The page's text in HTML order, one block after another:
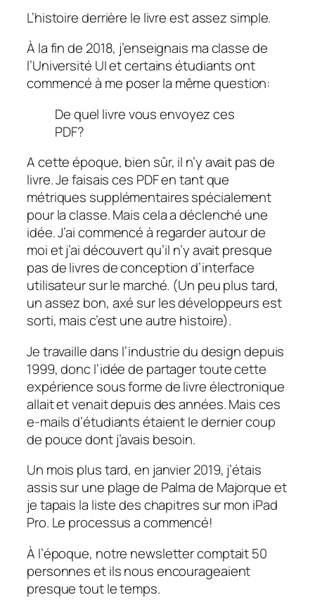
L’histoire derrière le livre est assez simple.
À la fin de 2018, j’enseignais ma classe de
l’Université UI et certains étudiants ont
commencé à me poser la même question:
De quel livre vous envoyez ces
PDF?
A cette époque, bien sûr, il n’y avait pas de
livre. Je faisais ces PDF en tant que
métriques supplémentaires spécialement
pour la classe. Mais cela a déclenché une
idée. J’ai commencé à regarder autour de
moi et j’ai découvert qu’il n’y avait presque
pas de livres de conception d’interface
utilisateur sur le marché. (Un peu plus tard,
un assez bon, axé sur les développeurs est
sorti, mais c’est une autre histoire).
Je travaille dans l’industrie du design depuis
1999, donc l’idée de partager toute cette
expérience sous forme de livre électronique
allait et venait depuis des années. Mais ces
e-mails d’étudiants étaient le dernier coup
de pouce dont j’avais besoin.
Un mois plus tard, en janvier 2019, j’étais
assis sur une plage de Palma de Majorque et
je tapais la liste des chapitres sur mon iPad
Pro. Le processus a commencé!
À l’époque, notre newsletter comptait 50
personnes et ils nous encourageaient
presque tout le temps.